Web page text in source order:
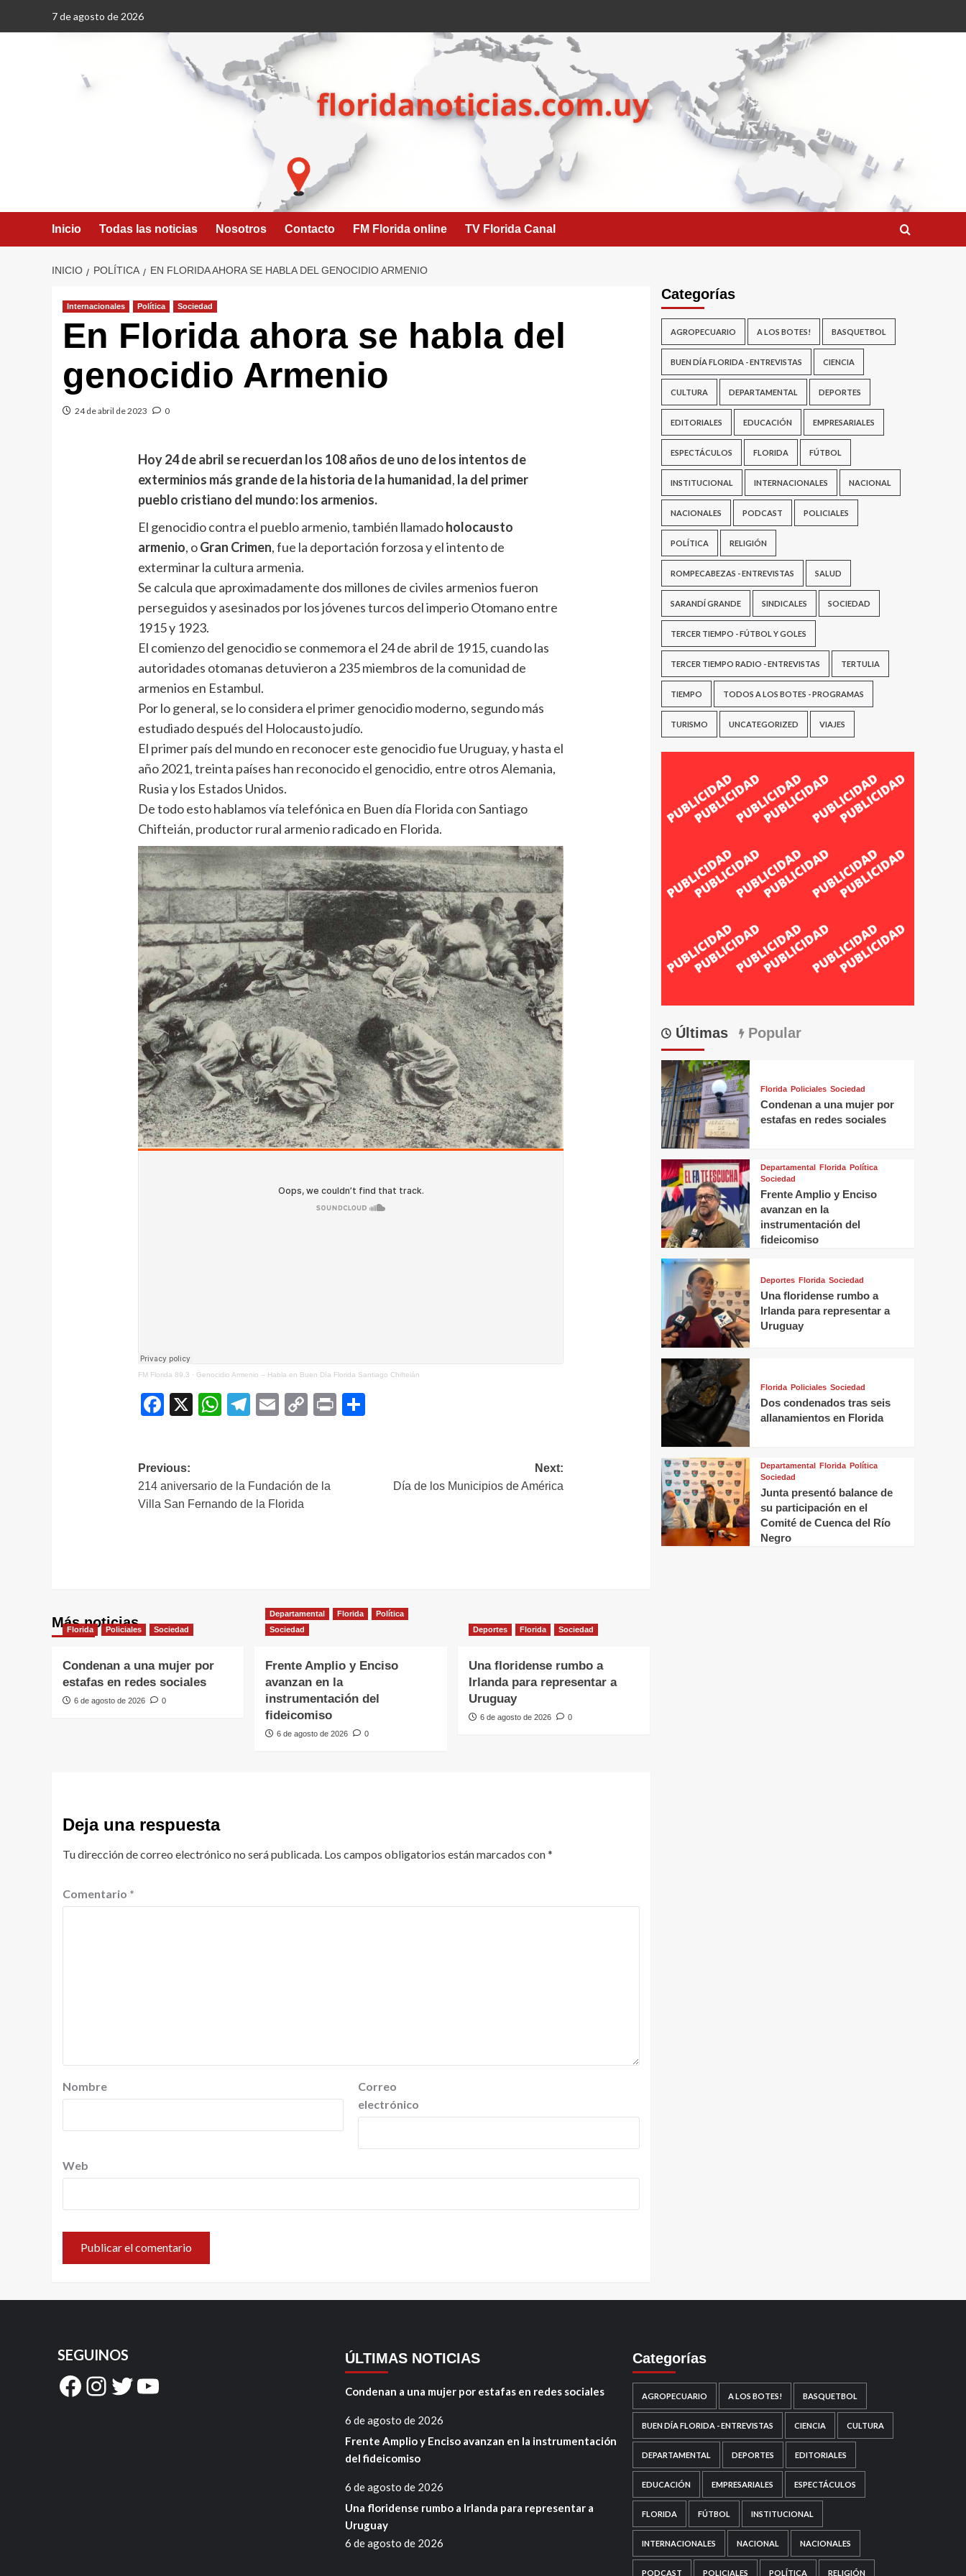
7 de agosto de 2026
Inicio Todas las noticias Nosotros Contacto FM Florida online TV Florida Canal
INICIO POLÍTICA EN FLORIDA AHORA SE HABLA DEL GENOCIDIO ARMENIO
Internacionales Política Sociedad
En Florida ahora se habla del
genocidio Armenio
24 de abril de 2023 0
Hoy 24 de abril se recuerdan los 108 años de uno de los intentos de
exterminios más grande de la historia de la humanidad, la del primer
pueblo cristiano del mundo: los armenios.
El genocidio contra el pueblo armenio, también llamadoholocausto
armenio, oGran Crimen, fue la deportación forzosa y el intento de
exterminar la cultura armenia.
Se calcula que aproximadamente dos millones de civiles armenios fueron
perseguidos y asesinados por los jóvenes turcos del imperio Otomano entre
1915 y 1923.
El comienzo del genocidio se conmemora el 24 de abril de 1915, cuando las
autoridades otomanas detuvieron a 235 miembros de la comunidad de
armenios en Estambul.
Por lo general, se lo considera el primer genocidio moderno,​ segundo más
estudiado después del Holocausto judío.
El primer país del mundo en reconocer este genocidio fue Uruguay, y hasta el
año 2021, treinta países han reconocido el genocidio, entre otros Alemania,
Rusia y los Estados Unidos.
De todo esto hablamos vía telefónica en Buen día Florida con Santiago
Chifteián, productor rural armenio radicado en Florida.
FM Florida 89.3 ·Genocidio Armenio – Habla en Buen Día Florida Santiago Chifteián
Facebook
X WhatsApp
Telegram
EmailCopyPrint
Navegación
de
Previous:
214 aniversario de la Fundación de la
Villa San Fernando de la Florida
Next:
Día de los Municipios de América
Más noticias
Florida Policiales Sociedad
Condenan a una mujer por
estafas en redes sociales
6 de agosto de 2026 0
Departamental Florida
Política
Sociedad
Frente Amplio y Enciso
avanzan en la
instrumentación del
fideicomiso
6 de agosto de 2026 0
Deportes Florida Sociedad
Una floridense rumbo a
Irlanda para representar a
Uruguay
6 de agosto de 2026 0
Deja una respuesta
Tu dirección de correo electrónico no será publicada. Los campos obligatorios están marcados con*
Comentario *
Nombre
Correo
electrónico
Web
Categorías
AGROPECUARIO A LOS BOTES! BASQUETBOL
BUEN DÍA FLORIDA - ENTREVISTAS CIENCIA
CULTURA DEPARTAMENTAL DEPORTES
EDITORIALES EDUCACIÓN EMPRESARIALES
ESPECTÁCULOS FLORIDA FÚTBOL
INSTITUCIONAL INTERNACIONALES NACIONAL
NACIONALES PODCAST POLICIALES
POLÍTICA RELIGIÓN
ROMPECABEZAS - ENTREVISTAS SALUD
SARANDÍ GRANDE SINDICALES SOCIEDAD
TERCER TIEMPO - FÚTBOL Y GOLES
TERCER TIEMPO RADIO - ENTREVISTAS TERTULIA
TIEMPO TODOS A LOS BOTES - PROGRAMAS
TURISMO UNCATEGORIZED VIAJES
Últimas Popular
Florida Policiales Sociedad
Condenan a una mujer por
estafas en redes sociales
Departamental Florida Política
Sociedad
Frente Amplio y Enciso
avanzan en la
instrumentación del
fideicomiso
Deportes Florida Sociedad
Una floridense rumbo a
Irlanda para representar a
Uruguay
Florida Policiales Sociedad
Dos condenados tras seis
allanamientos en Florida
Departamental Florida Política
Sociedad
Junta presentó balance de
su participación en el
Comité de Cuenca del Río
Negro
SEGUINOS
Facebook
Instagram
Twitter
YouTube
ÚLTIMAS NOTICIAS
Condenan a una mujer por estafas en redes sociales
6 de agosto de 2026
Frente Amplio y Enciso avanzan en la instrumentación
del fideicomiso
6 de agosto de 2026
Una floridense rumbo a Irlanda para representar a
Uruguay
6 de agosto de 2026
Categorías
AGROPECUARIO A LOS BOTES! BASQUETBOL
BUEN DÍA FLORIDA - ENTREVISTAS CIENCIA CULTURA
DEPARTAMENTAL DEPORTES EDITORIALES
EDUCACIÓN EMPRESARIALES ESPECTÁCULOS
FLORIDA FÚTBOL INSTITUCIONAL
INTERNACIONALES NACIONAL NACIONALES
PODCAST POLICIALES POLÍTICA RELIGIÓN